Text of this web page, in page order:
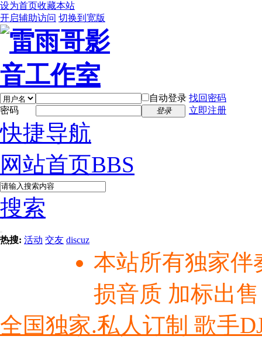
设为首页收藏本站
开启辅助访问 切换到宽版
自动登录 找回密码
密码
登录 立即注册
快捷导航
网站首页BBS
搜索
热搜: 活动 交友 discuz
本站所有独家伴
损音质 加标出
全国独家.私人订制 歌手